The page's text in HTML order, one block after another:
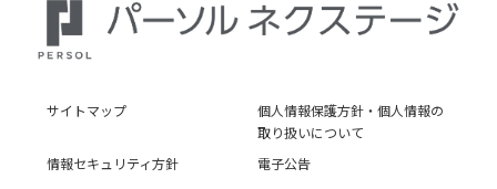
サイトマップ
個人情報保護方針・個人情報の
取り扱いについて
情報セキュリティ方針
電子公告